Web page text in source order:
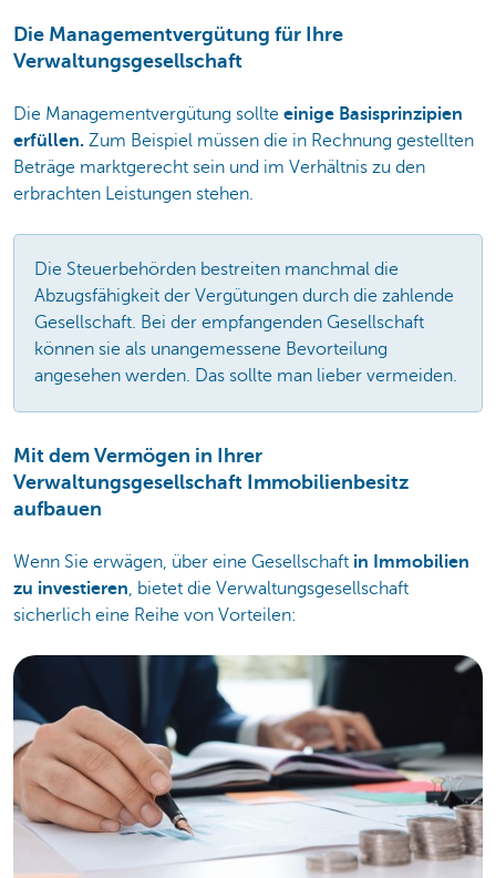
Die Managementvergütung für Ihre
Verwaltungsgesellschaft
Die Managementvergütung sollte einige Basisprinzipien
erfüllen. Zum Beispiel müssen die in Rechnung gestellten
Beträge marktgerecht sein und im Verhältnis zu den
erbrachten Leistungen stehen.
Die Steuerbehörden bestreiten manchmal die
Abzugsfähigkeit der Vergütungen durch die zahlende
Gesellschaft. Bei der empfangenden Gesellschaft
können sie als unangemessene Bevorteilung
angesehen werden. Das sollte man lieber vermeiden.
Mit dem Vermögen in Ihrer
Verwaltungsgesellschaft Immobilienbesitz
aufbauen
Wenn Sie erwägen, über eine Gesellschaft in Immobilien
zu investieren , bietet die Verwaltungsgesellschaft
sicherlich eine Reihe von Vorteilen: